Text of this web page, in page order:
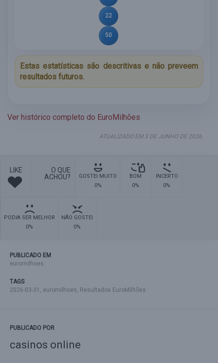
22
50
Estas estatísticas são descritivas e não preveem
resultados futuros.
Ver histórico completo do EuroMilhões
ATUALIZADO EM 3 DE JUNHO DE 2026.
LIKE
O QUE
ACHOU?
GOSTEI MUITO
0%
BOM
0%
INCERTO
0%
PODIA SER MELHOR
0%
NÃO GOSTEI
0%
PUBLICADO EM
euromilhoes
TAGS
2026-03-31 , euromilhoes, Resultados EuroMilhões
PUBLICADO POR
casinos online